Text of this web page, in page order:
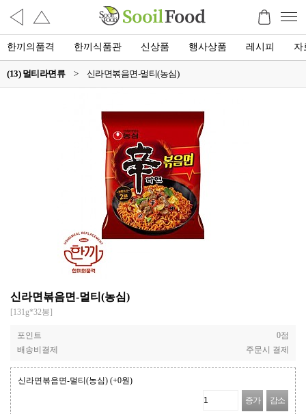
한끼의품격 한끼식품관 신상품 행사상품 레시피 자
(13) 멀티라면류 > 신라면볶음면-멀티(농심)
신라면볶음면-멀티(농심)
[131g*32봉]
포인트
0점
배송비결제
주문시 결제
신라면볶음면-멀티(농심) (+0원)
증가 감소